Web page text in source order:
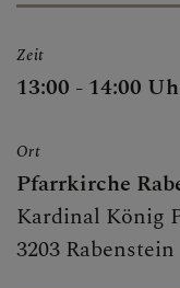
Zeit
13:00 - 14:00
Ort
Pfarrkirche
Kardinal König
3203 Rabenstein